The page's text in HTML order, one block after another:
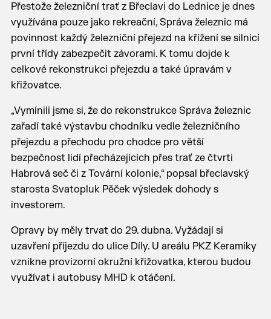
Přestože železniční trať z Břeclavi do Lednice je dnes
využívána pouze jako rekreační, Správa železnic má
povinnost každý železniční přejezd na křížení se silnicí
první třídy zabezpečit závorami. K tomu dojde k
celkové rekonstrukci přejezdu a také úpravám v
křižovatce.
„Vymínili jsme si, že do rekonstrukce Správa železnic
zařadí také výstavbu chodníku vedle železničního
přejezdu a přechodu pro chodce pro větší
bezpečnost lidí přecházejících přes trať ze čtvrti
Habrová seč či z Tovární kolonie,“ popsal břeclavský
starosta Svatopluk Pěček výsledek dohody s
investorem.
Opravy by měly trvat do 29. dubna. Vyžádají si
uzavření příjezdu do ulice Díly. U areálu PKZ Keramiky
vznikne provizorní okružní křižovatka, kterou budou
využívat i autobusy MHD k otáčení.